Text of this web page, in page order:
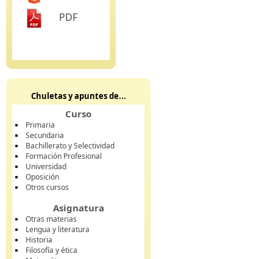
PDF
Chuletas y apuntes de...
Curso
Primaria
Secundaria
Bachillerato y Selectividad
Formación Profesional
Universidad
Oposición
Otros cursos
Asignatura
Otras materias
Lengua y literatura
Historia
Filosofía y ética